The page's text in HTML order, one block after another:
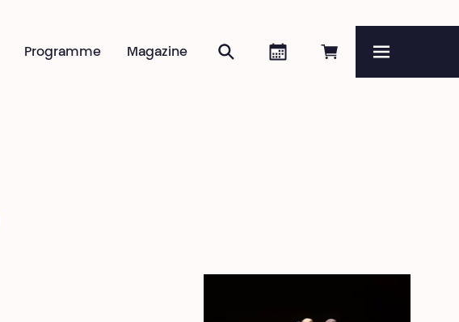
Réserver en ligne
Agenda
Rechercher
Magazine
Programme